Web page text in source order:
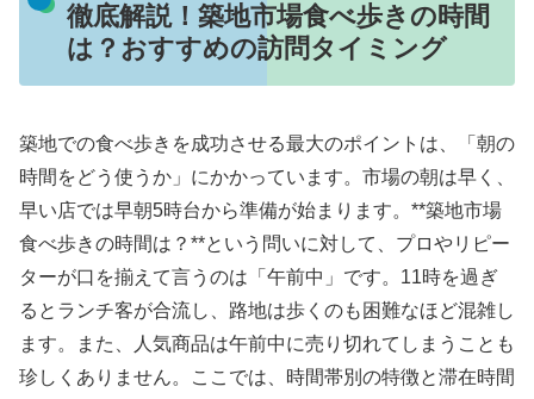
徹底解説！築地市場食べ歩きの時間
は？おすすめの訪問タイミング
築地での食べ歩きを成功させる最大のポイントは、「朝の
時間をどう使うか」にかかっています。市場の朝は早く、
早い店では早朝5時台から準備が始まります。**築地市場
食べ歩きの時間は？**という問いに対して、プロやリピー
ターが口を揃えて言うのは「午前中」です。11時を過ぎ
るとランチ客が合流し、路地は歩くのも困難なほど混雑し
ます。また、人気商品は午前中に売り切れてしまうことも
珍しくありません。ここでは、時間帯別の特徴と滞在時間